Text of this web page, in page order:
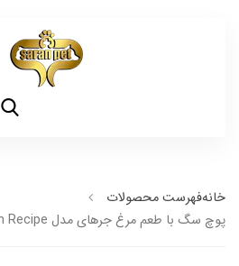
خانهفهرست محصولات
پوچ سگ با طعم مرغ جرهای مدل JerHigh Meat As Meal Chicken Recipe